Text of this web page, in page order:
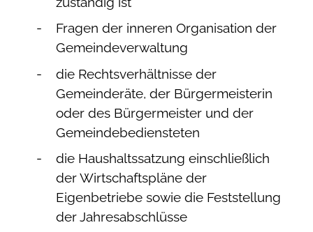
Fragen der inneren Organisation der
Gemeindeverwaltung
die Rechtsverhältnisse der
Gemeinderäte, der Bürgermeisterin
oder des Bürgermeister und der
Gemeindebediensteten
die Haushaltssatzung einschließlich
der Wirtschaftspläne der
Eigenbetriebe sowie die Feststellung
der Jahresabschlüsse